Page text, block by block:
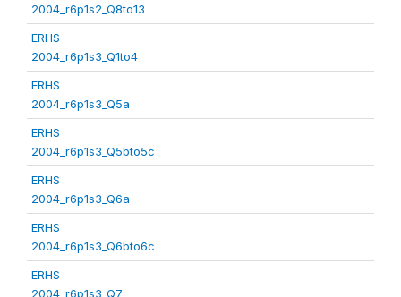
2004_r6p1s2_Q8to13
ERHS
2004_r6p1s3_Q1to4
ERHS
2004_r6p1s3_Q5a
ERHS
2004_r6p1s3_Q5bto5c
ERHS
2004_r6p1s3_Q6a
ERHS
2004_r6p1s3_Q6bto6c
ERHS
2004_r6p1s3_Q7